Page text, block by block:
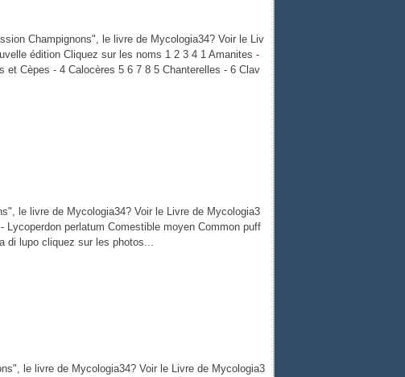
Champignons", le livre de Mycologia34? Voir le Liv
édition Cliquez sur les noms 1 2 3 4 1 Amanites -
et Cèpes - 4 Calocères 5 6 7 8 5 Chanterelles - 6 Clav
le livre de Mycologia34? Voir le Livre de Mycologia3
Lycoperdon perlatum Comestible moyen Common puff
di lupo cliquez sur les photos...
le livre de Mycologia34? Voir le Livre de Mycologia3